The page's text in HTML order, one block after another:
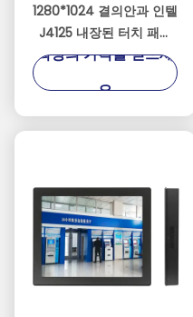
1280*1024 결의안과 인텔
J4125 내장된 터치 패널
PC
최상의 가격을 얻으세
요